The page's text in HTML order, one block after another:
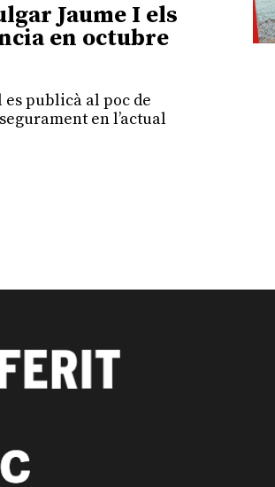
Jaume I els
en octubre
es publicà al poc de
en l’actual